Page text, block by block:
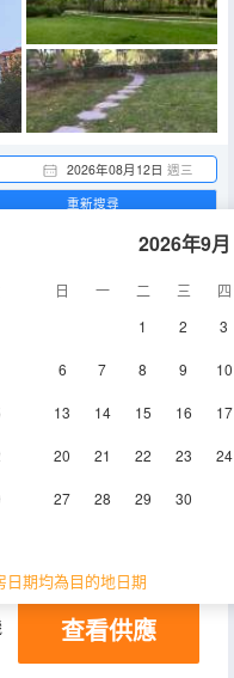
2026年08月12日 週三
2026年9月
日 一 二 三
四
1
2 3
6 7 8 9 10
13 14 15 16 17
20 21 22 23 24
27 28 29 30
日期均為目的地日期
重新搜尋
空調
一廳A1套房
26層 空調
查看供應